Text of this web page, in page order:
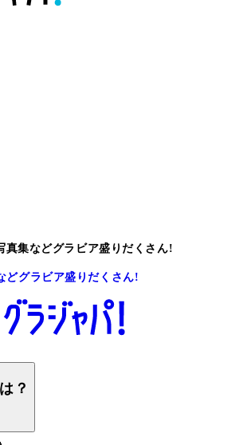
真集などグラビア盛りだくさん!
どグラビア盛りだくさん!
？